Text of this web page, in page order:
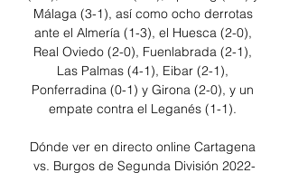
Málaga (3-1), así como ocho derrotas
ante el Almería (1-3), el Huesca (2-0),
Real Oviedo (2-0), Fuenlabrada (2-1),
Las Palmas (4-1), Eibar (2-1),
Ponferradina (0-1) y Girona (2-0), y un
empate contra el Leganés (1-1).
Dónde ver en directo online Cartagena
vs. Burgos de Segunda División 2022-